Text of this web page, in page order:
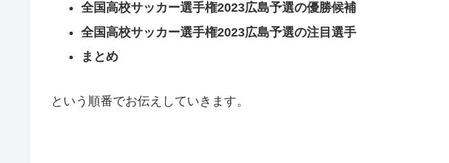
全国高校サッカー選手権2023広島予選の優勝候補
全国高校サッカー選手権2023広島予選の注目選手
まとめ
という順番でお伝えしていきます。